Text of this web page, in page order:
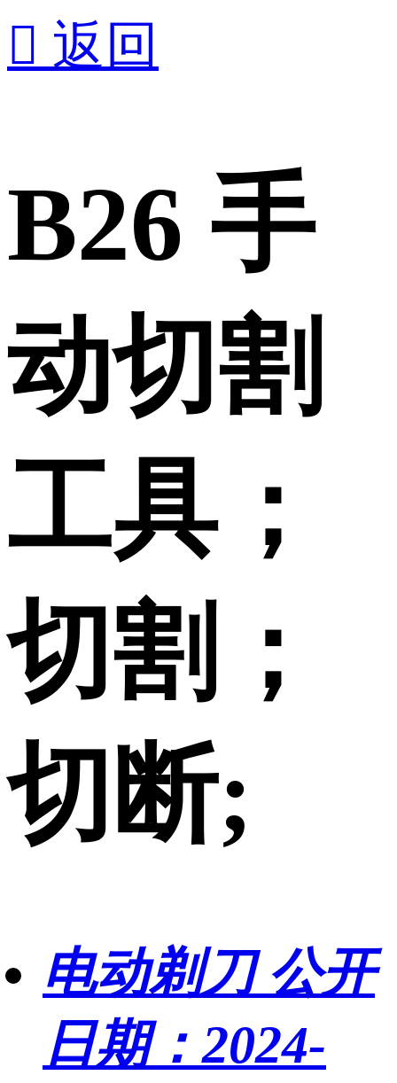
 返回
B26 手
动切割
工具；
切割；
切断;
电动剃刀 公开
日期：2024-